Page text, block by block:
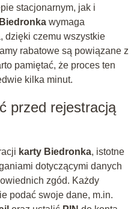
stacjonarnym, jak i
wymaga
dzięki czemu wszystkie
rabatowe są powiązane z
pamiętać, że proces ten
kilka minut.
przed rejestracją
karty Biedronka, istotne
dotyczącymi danych
zgód. Każdy
podać swoje dane, m.in.